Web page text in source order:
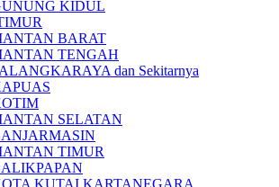
KIDUL
BARAT
TENGAH
dan Sekitarnya
SELATAN
TIMUR
KUTAI KARTANEGARA